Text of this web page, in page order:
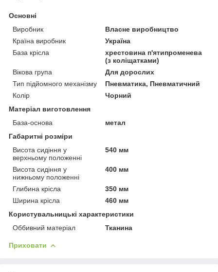
Основні
Виробник
Власне виробництво
Країна виробник
Україна
База крісла
хрестовина п'ятипроменева
(з коліщатками)
Вікова група
Для дорослих
Тип підйомного механізму
Пневматика, Пневматичний
Колір
Чорний
Матеріал виготовлення
База-основа
метал
Габаритні розміри
Висота сидіння у
верхньому положенні
540 мм
Висота сидіння у
нижньому положенні
400 мм
Глибина крісла
350 мм
Ширина крісла
460 мм
Користувальницькі характеристики
Оббивний матеріал
Тканина
Приховати